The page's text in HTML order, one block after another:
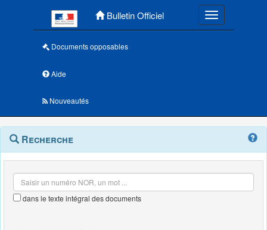
Bulletin Officiel Toggle
Documents opposables
Aide
Nouveautés
Navigation
outils
Menu
contextuel
Recherche
dans le texte intégral des documents